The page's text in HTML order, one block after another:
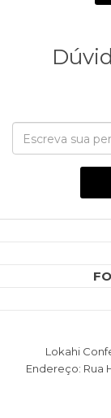
Lokahi
Endereço: Rua